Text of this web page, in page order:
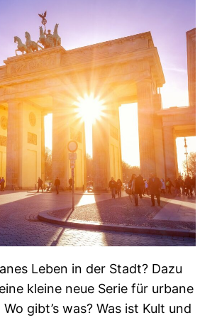
Leben in der Stadt? Dazu
kleine neue Serie für urbane
gibt’s was? Was ist Kult und